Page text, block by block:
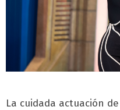
La cuidada actuación